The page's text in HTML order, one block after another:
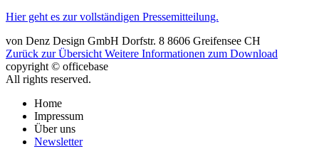
Hier geht es zur vollständigen Pressemitteilung.
von Denz Design GmbH Dorfstr. 8 8606 Greifensee CH
Zurück zur Übersicht Weitere Informationen zum Download
copyright © officebase
All rights reserved.
Home
Impressum
Über uns
Newsletter